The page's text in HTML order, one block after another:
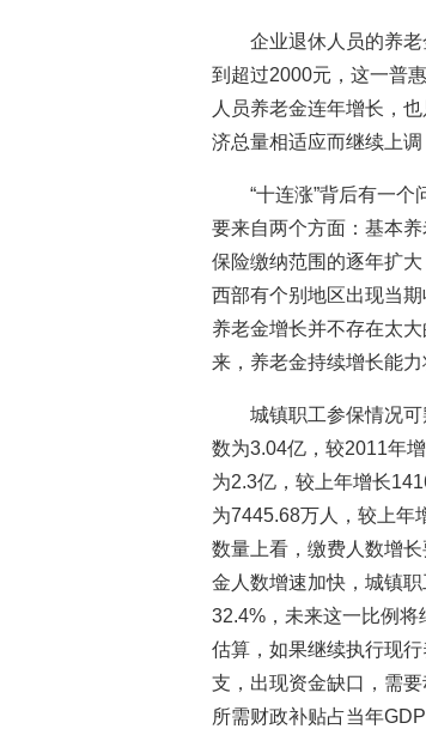
企业退休人员的养
到超过2000元，这一普
人员养老金连年增长，
济总量相适应而继续上调
“十连涨”背后有一
要来自两个方面：基本
保险缴纳范围的逐年扩
西部有个别地区出现当
养老金增长并不存在太
来，养老金持续增长能力
城镇职工参保情况
数为3.04亿，较2011年
为2.3亿，较上年增长
为7445.68万人，较上年
数量上看，缴费人数增
金人数增速加快，城镇
32.4%，未来这一比例将
估算，如果继续执行现
支，出现资金缺口，需
所需财政补贴占当年